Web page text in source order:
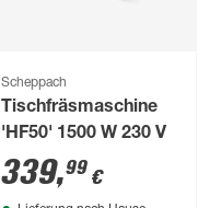
Scheppach
Tischfräsmaschine
'HF50' 1500 W 230 V
339,99 €